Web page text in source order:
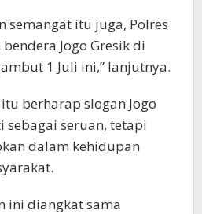
semangat itu juga, Polres
Jogo Gresik di
1 Juli ini,” lanjutnya.
berharap slogan Jogo
sebagai seruan, tetapi
dalam kehidupan
ini diangkat sama